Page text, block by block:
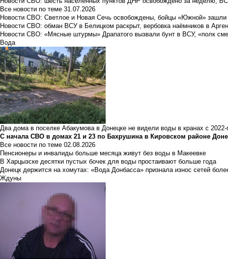
Все новости по теме 31.07.2026
Новости СВО: Светлое и Новая Сечь освобождены, бойцы «Южной»
Новости СВО: обман ВСУ в Белицком раскрыт, вербовка наёмников в
Новости СВО: «Мясные штурмы» Драпатого вызвали бунт в ВСУ, «полк
Вода
Два дома в поселке Абакумова в Донецке не видели воды в кранах с 2022-
С начала СВО в домах 21 и 23 по Бахрушина в Кировском районе
Все новости по теме 02.08.2026
Пенсионеры и инвалиды больше месяца живут без воды в Макеевке
В Харцызске десятки пустых бочек для воды простаивают больше года
Донецк держится на хомутах: «Вода Донбасса» признала износ сетей
Ждуны